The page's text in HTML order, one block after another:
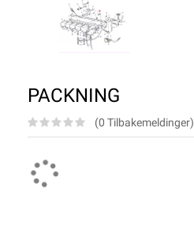
PACKNING
(0 Tilbakemeldinger)